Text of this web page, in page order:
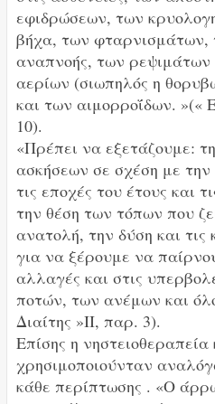
εφιδρώσεων, των
βήχα, των φταρνισμάτων,
αναπνοής, των
αερίων (σιωπηλός η
και των αιμορροΐδων. »(«
10).
«Πρέπει να εξετάζουμε:
ασκήσεων σε σχέση με
τις εποχές του έτους και
την θέση των τόπων που
ανατολή, την δύση και τις
για να ξέρουμε να
αλλαγές και στις
ποτών, των ανέμων και
Διαίτης »II, παρ. 3).
Επίσης η
χρησιμοποιούνταν
κάθε περίπτωσης . «Ο